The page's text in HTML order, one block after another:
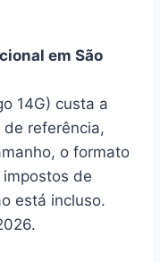
em São
14G) custa a
referência,
o formato
de
está incluso.